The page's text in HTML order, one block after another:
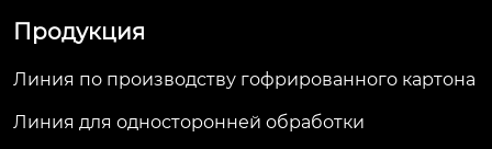
дварительный нагр
анер, NC Cutter, Slitt
ртальный штабеле
Продукция
Линия по производству гофрированного картона
Линия для односторонней обработки